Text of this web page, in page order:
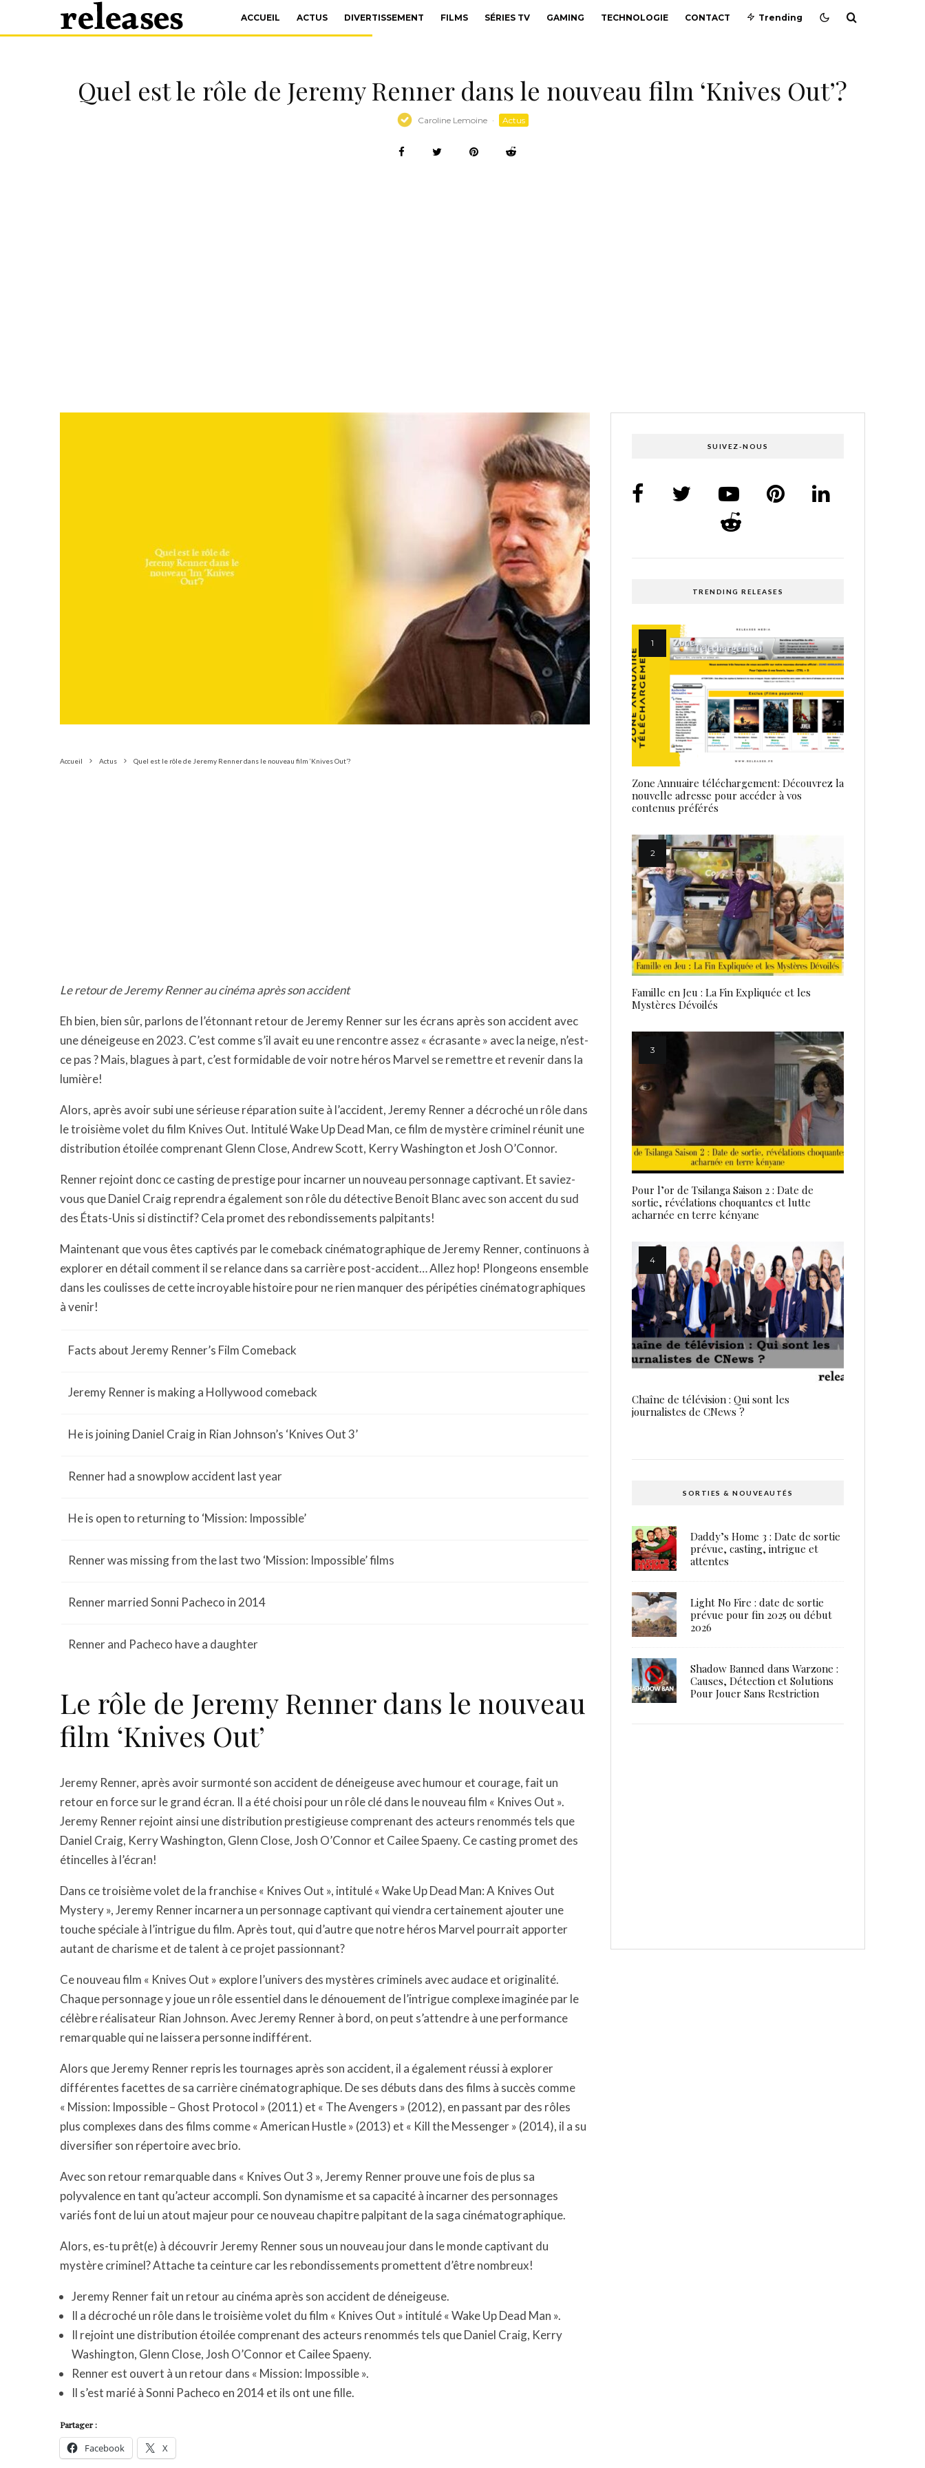
ACCUEIL ACTUS DIVERTISSEMENT FILMS SÉRIES TV GAMING TECHNOLOGIE CONTACT Trending
Quel est le rôle de Jeremy Renner dans le nouveau film ‘Knives Out’?
Caroline Lemoine · Actus
Accueil Actus Quel est le rôle de Jeremy Renner dans le nouveau film ‘Knives Out’?
Le retour de Jeremy Renner au cinéma après son accident
Eh bien, bien sûr, parlons de l’étonnant retour de Jeremy Renner sur les écrans après son accident avec
une déneigeuse en 2023. C’est comme s’il avait eu une rencontre assez « écrasante » avec la neige, n’est-
ce pas ? Mais, blagues à part, c’est formidable de voir notre héros Marvel se remettre et revenir dans la
lumière!
Alors, après avoir subi une sérieuse réparation suite à l’accident, Jeremy Renner a décroché un rôle dans
le troisième volet du film Knives Out. Intitulé Wake Up Dead Man, ce film de mystère criminel réunit une
distribution étoilée comprenant Glenn Close, Andrew Scott, Kerry Washington et Josh O’Connor.
Renner rejoint donc ce casting de prestige pour incarner un nouveau personnage captivant. Et saviez-
vous que Daniel Craig reprendra également son rôle du détective Benoit Blanc avec son accent du sud
des États-Unis si distinctif? Cela promet des rebondissements palpitants!
Maintenant que vous êtes captivés par le comeback cinématographique de Jeremy Renner, continuons à
explorer en détail comment il se relance dans sa carrière post-accident… Allez hop! Plongeons ensemble
dans les coulisses de cette incroyable histoire pour ne rien manquer des péripéties cinématographiques
à venir!
Facts about Jeremy Renner’s Film Comeback
Jeremy Renner is making a Hollywood comeback
He is joining Daniel Craig in Rian Johnson’s ‘Knives Out 3’
Renner had a snowplow accident last year
He is open to returning to ‘Mission: Impossible’
Renner was missing from the last two ‘Mission: Impossible’ films
Renner married Sonni Pacheco in 2014
Renner and Pacheco have a daughter
Le rôle de Jeremy Renner dans le nouveau
film ‘Knives Out’
Jeremy Renner, après avoir surmonté son accident de déneigeuse avec humour et courage, fait un
retour en force sur le grand écran. Il a été choisi pour un rôle clé dans le nouveau film « Knives Out ».
Jeremy Renner rejoint ainsi une distribution prestigieuse comprenant des acteurs renommés tels que
Daniel Craig, Kerry Washington, Glenn Close, Josh O’Connor et Cailee Spaeny. Ce casting promet des
étincelles à l’écran!
Dans ce troisième volet de la franchise « Knives Out », intitulé « Wake Up Dead Man: A Knives Out
Mystery », Jeremy Renner incarnera un personnage captivant qui viendra certainement ajouter une
touche spéciale à l’intrigue du film. Après tout, qui d’autre que notre héros Marvel pourrait apporter
autant de charisme et de talent à ce projet passionnant?
Ce nouveau film « Knives Out » explore l’univers des mystères criminels avec audace et originalité.
Chaque personnage y joue un rôle essentiel dans le dénouement de l’intrigue complexe imaginée par le
célèbre réalisateur Rian Johnson. Avec Jeremy Renner à bord, on peut s’attendre à une performance
remarquable qui ne laissera personne indifférent.
Alors que Jeremy Renner repris les tournages après son accident, il a également réussi à explorer
différentes facettes de sa carrière cinématographique. De ses débuts dans des films à succès comme
« Mission: Impossible – Ghost Protocol » (2011) et « The Avengers » (2012), en passant par des rôles
plus complexes dans des films comme « American Hustle » (2013) et « Kill the Messenger » (2014), il a su
diversifier son répertoire avec brio.
Avec son retour remarquable dans « Knives Out 3 », Jeremy Renner prouve une fois de plus sa
polyvalence en tant qu’acteur accompli. Son dynamisme et sa capacité à incarner des personnages
variés font de lui un atout majeur pour ce nouveau chapitre palpitant de la saga cinématographique.
Alors, es-tu prêt(e) à découvrir Jeremy Renner sous un nouveau jour dans le monde captivant du
mystère criminel? Attache ta ceinture car les rebondissements promettent d’être nombreux!
Jeremy Renner fait un retour au cinéma après son accident de déneigeuse.
Il a décroché un rôle dans le troisième volet du film « Knives Out » intitulé « Wake Up Dead Man ».
Il rejoint une distribution étoilée comprenant des acteurs renommés tels que Daniel Craig, Kerry
Washington, Glenn Close, Josh O’Connor et Cailee Spaeny.
Renner est ouvert à un retour dans « Mission: Impossible ».
Il s’est marié à Sonni Pacheco en 2014 et ils ont une fille.
Partager :
Facebook X
SUIVEZ-NOUS
TRENDING RELEASES
Zone Annuaire téléchargement: Découvrez la
nouvelle adresse pour accéder à vos
contenus préférés
Famille en Jeu : La Fin Expliquée et les
Mystères Dévoilés
Pour l’or de Tsilanga Saison 2 : Date de
sortie, révélations choquantes et lutte
acharnée en terre kényane
Chaîne de télévision : Qui sont les
journalistes de CNews ?
SORTIES & NOUVEAUTÉS
Daddy’s Home 3 : Date de sortie
prévue, casting, intrigue et
attentes
Light No Fire : date de sortie
prévue pour fin 2025 ou début
2026
Shadow Banned dans Warzone :
Causes, Détection et Solutions
Pour Jouer Sans Restriction